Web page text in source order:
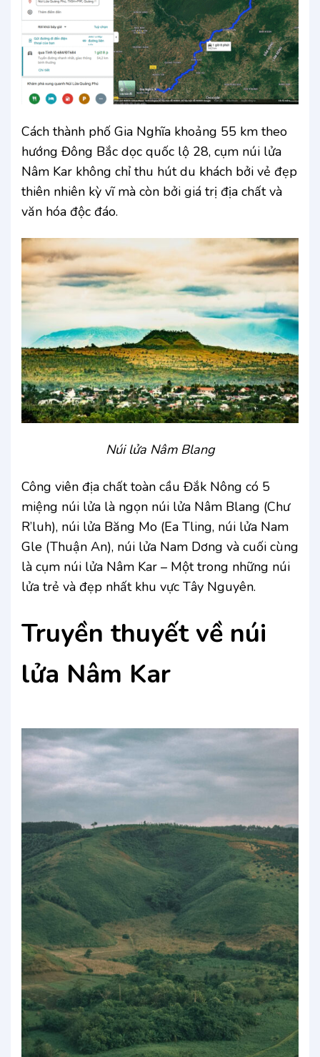
Cách thành phố Gia Nghĩa khoảng 55 km theo
hướng Đông Bắc dọc quốc lộ 28, cụm núi lửa
Nâm Kar không chỉ thu hút du khách bởi vẻ đẹp
thiên nhiên kỳ vĩ mà còn bởi giá trị địa chất và
văn hóa độc đáo.
Núi lửa Nâm Blang
Công viên địa chất toàn cầu Đắk Nông có 5
miệng núi lửa là ngọn núi lửa Nâm Blang (Chư
R’luh), núi lửa Băng Mo (Ea Tling, núi lửa Nam
Gle (Thuận An), núi lửa Nam Dơng và cuối cùng
là cụm núi lửa Nâm Kar – Một trong những núi
lửa trẻ và đẹp nhất khu vực Tây Nguyên.
Truyền thuyết về núi
lửa Nâm Kar